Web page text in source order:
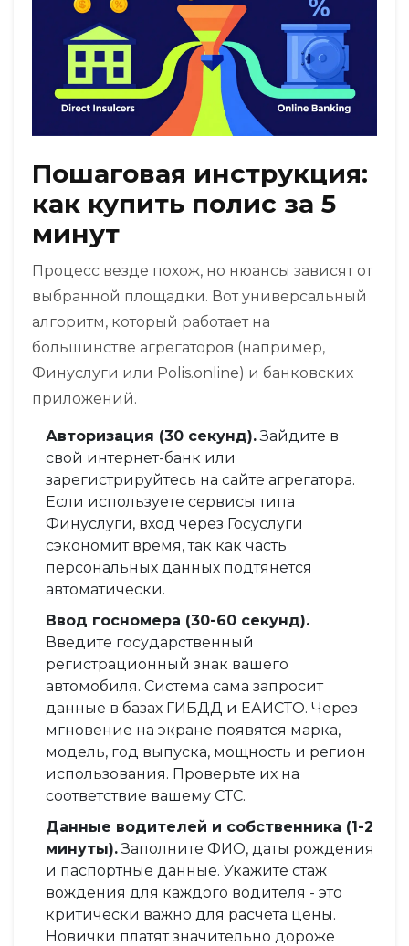
Пошаговая инструкция:
как купить полис за 5
минут
Процесс везде похож, но нюансы зависят от
выбранной площадки. Вот универсальный
алгоритм, который работает на
большинстве агрегаторов (например,
Финуслуги или Polis.online) и банковских
приложений.
Авторизация (30 секунд).Зайдите в
свой интернет-банк или
зарегистрируйтесь на сайте агрегатора.
Если используете сервисы типа
Финуслуги, вход через Госуслуги
сэкономит время, так как часть
персональных данных подтянется
автоматически.
Ввод госномера (30-60 секунд).
Введите государственный
регистрационный знак вашего
автомобиля. Система сама запросит
данные в базах ГИБДД и ЕАИСТО. Через
мгновение на экране появятся марка,
модель, год выпуска, мощность и регион
использования. Проверьте их на
соответствие вашему СТС.
Данные водителей и собственника (1-2
минуты).Заполните ФИО, даты рождения
и паспортные данные. Укажите стаж
вождения для каждого водителя - это
критически важно для расчета цены.
Новички платят значительно дороже